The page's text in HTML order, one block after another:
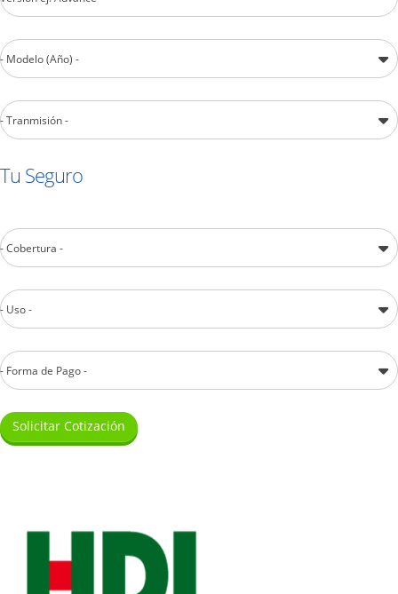
- Modelo (Año) -
- Tranmisión -
Tu Seguro
- Cobertura -
- Uso -
- Forma de Pago -
Solicitar Cotización